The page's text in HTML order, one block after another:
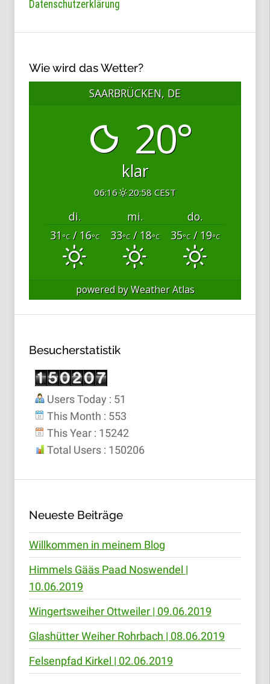
Datenschutzerklärung
Wie wird das Wetter?
SAARBRÜCKEN, DE
20°
klar
06:16 20:58 CEST
di. mi.
do.
31 °C/ 16°C 33°C/ 18°C 35°C/ 19°C
powered byWeather Atlas
Besucherstatistik
Users Today : 51
This Month : 553
This Year : 15242
Total Users : 150206
Neueste Beiträge
Willkommen in meinem Blog
Himmels Gääs Paad Noswendel |
10.06.2019
Wingertsweiher Ottweiler | 09.06.2019
Glashütter Weiher Rohrbach | 08.06.2019
Felsenpfad Kirkel | 02.06.2019